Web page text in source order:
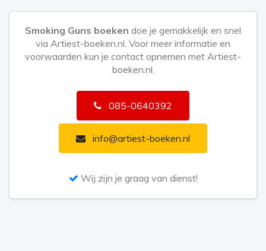
Smoking Guns boeken doe je gemakkelijk en snel
via Artiest-boeken.nl. Voor meer informatie en
voorwaarden kun je contact opnemen met Artiest-
boeken.nl.
085-0640392
info@artiest-boeken.nl
Wij zijn je graag van dienst!